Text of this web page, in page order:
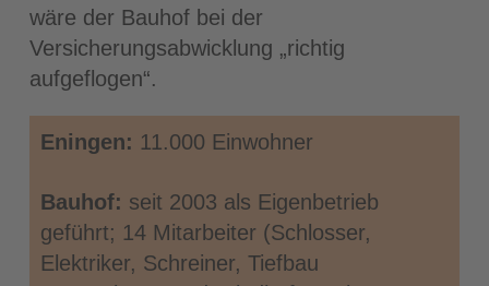
wäre der Bauhof bei der
Versicherungsabwicklung „richtig
aufgeflogen“.
Eningen: 11.000 Einwohner
Bauhof: seit 2003 als Eigenbetrieb
geführt; 14 Mitarbeiter (Schlosser,
Elektriker, Schreiner, Tiefbau